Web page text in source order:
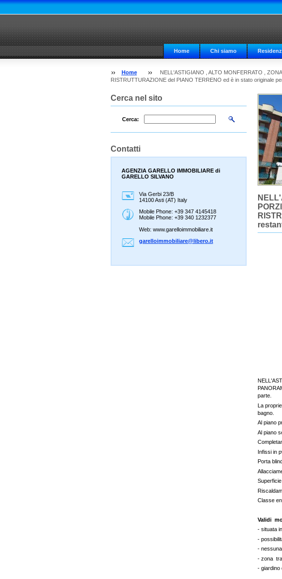
Home Chi siamo
Home
NELL'ASTIGIANO , ALTO MONFERRATO ,
RISTRUTTURAZIONE del PIANO TERRENO ed è in stato originale
parte.
La
bagno.
Al piano
Al piano
Infissi in
Porta
Classe
Validi
- situata
-
-
- zona
- giardino
Cerca nel sito
Cerca:
Contatti
AGENZIA GARELLO IMMOBILIARE di
GARELLO SILVANO
Via Gerbi 23/B
14100 Asti (AT) Italy
Mobile Phone: +39 347 4145418
Mobile Phone: +39 340 1232377
Web: www.garelloimmobiliare.it
garelloimmobiliare@libero.it